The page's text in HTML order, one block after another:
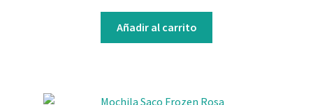
Añadir al carrito